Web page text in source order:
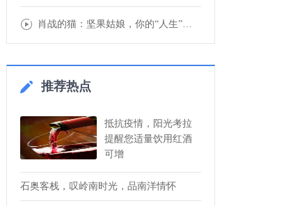
肖战的猫：坚果姑娘，你的“人生”已经到达了
推荐热点
抵抗疫情，阳光考拉
提醒您适量饮用红酒
可增
石奥客栈，叹岭南时光，品南洋情怀